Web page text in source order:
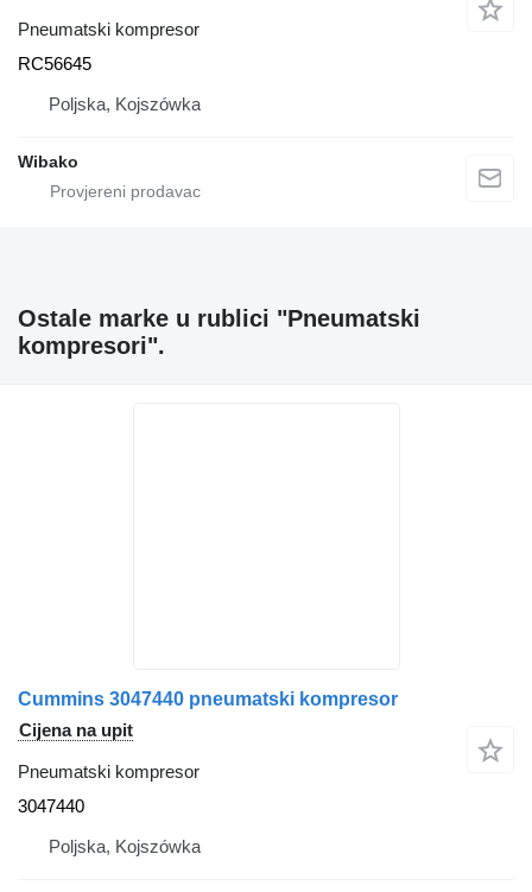
Pneumatski kompresor
RC56645
Poljska, Kojszówka
Wibako
Ostale marke u rublici "Pneumatski
kompresori".
Cummins 3047440 pneumatski kompresor
Cijena na upit
Pneumatski kompresor
3047440
Poljska, Kojszówka